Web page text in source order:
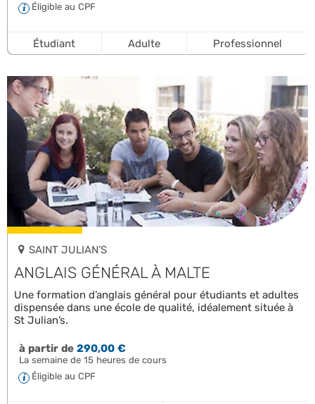
Éligible au CPF
Étudiant Adulte Professionnel
SAINT JULIAN’S
ANGLAIS GÉNÉRAL À MALTE
Une formation d’anglais général pour étudiants et adultes
dispensée dans une école de qualité, idéalement située à
St Julian’s.
à partir de290,00 €
La semaine de 15 heures de cours
Éligible au CPF